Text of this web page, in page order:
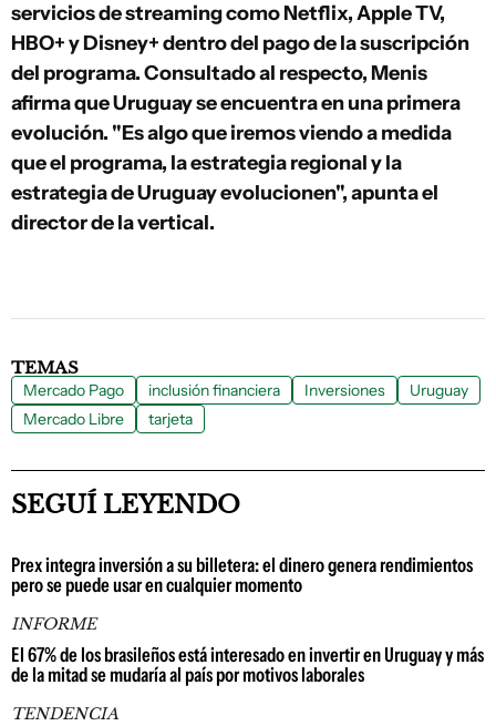
servicios de streaming como Netflix, Apple TV,
HBO+ y Disney+ dentro del pago de la suscripción
del programa. Consultado al respecto, Menis
afirma que Uruguay se encuentra en una primera
evolución. "Es algo que iremos viendo a medida
que el programa, la estrategia regional y la
estrategia de Uruguay evolucionen", apunta el
director de la vertical.
TEMAS
Mercado Pago inclusión financiera Inversiones
Uruguay
Mercado Libre
tarjeta
SEGUÍ LEYENDO
Prex integra inversión a su billetera: el dinero genera rendimientos
pero se puede usar en cualquier momento
INFORME
El 67% de los brasileños está interesado en invertir en Uruguay y más
de la mitad se mudaría al país por motivos laborales
TENDENCIA